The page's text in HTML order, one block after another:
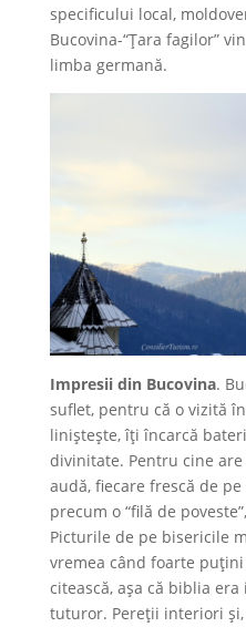
specificului local,
Bucovina-“Țara fagilor”
limba germană.
Impresii din Bucovina.
suflet, pentru că o vizită
linişteşte, îţi încarcă
divinitate. Pentru cine
audă, fiecare frescă de
precum o “filă de
Picturile de pe bisericile
vremea când foarte
citească, aşa că biblia
tuturor. Pereţii interiori